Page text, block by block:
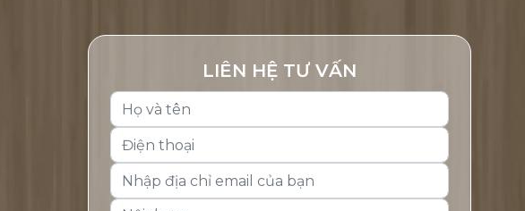
LIÊN HỆ TƯ VẤN